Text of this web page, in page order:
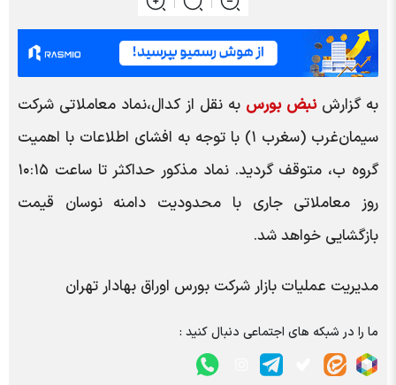
به گزارشنبض بورس به نقل از کدال،نماد معاملاتی شرکت
سیمان‌غرب (سغرب ۱) با توجه به افشای اطلاعات با اهمیت
گروه ب، متوقف گردید. نماد مذکور حداکثر تا ساعت ۱۰:۱۵
روز معاملاتی جاری با محدودیت دامنه نوسان قیمت
بازگشایی خواهد شد.
مدیریت عملیات بازار شرکت بورس اوراق بهادار تهران
ما را در شبکه های اجتماعی دنبال کنید :